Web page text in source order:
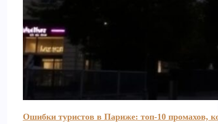
Ошибки туристов в Париже: топ-10 промахов,